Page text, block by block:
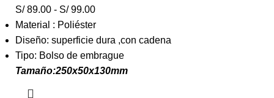
S/89.00 - S/99.00
Material : Poliéster
Diseño: superficie dura ,con cadena
Tipo: Bolso de embrague
Tamaño:250x50x130mm